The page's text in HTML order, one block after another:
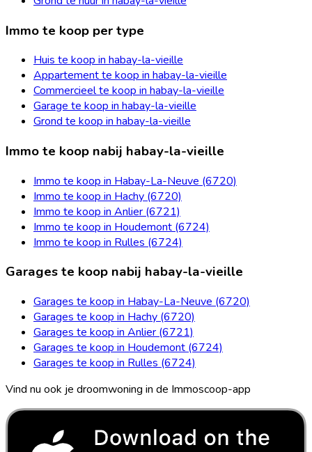
Immo te koop per type
Huis te koop in habay-la-vieille
Appartement te koop in habay-la-vieille
Commercieel te koop in habay-la-vieille
Garage te koop in habay-la-vieille
Grond te koop in habay-la-vieille
Immo te koop nabij habay-la-vieille
Immo te koop in Habay-La-Neuve (6720)
Immo te koop in Hachy (6720)
Immo te koop in Anlier (6721)
Immo te koop in Houdemont (6724)
Immo te koop in Rulles (6724)
Garages te koop nabij habay-la-vieille
Garages te koop in Habay-La-Neuve (6720)
Garages te koop in Hachy (6720)
Garages te koop in Anlier (6721)
Garages te koop in Houdemont (6724)
Garages te koop in Rulles (6724)
Vind nu ook je droomwoning in de Immoscoop-app